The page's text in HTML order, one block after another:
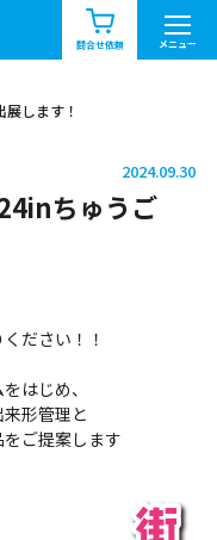
問合せ依頼 メニュー
お知らせ一覧
関東
します！
2024.09.30
ちゅうご
ださい！！
はじめ、
形管理と
ご提案します